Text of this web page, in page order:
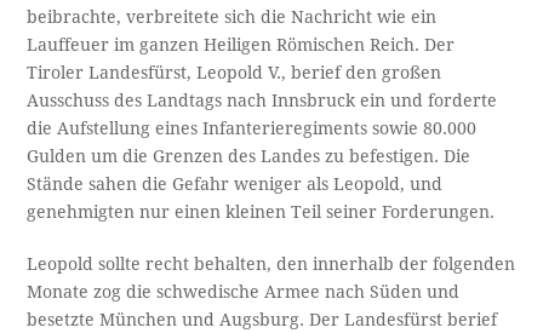
beibrachte, verbreitete sich die Nachricht wie ein
Lauffeuer im ganzen Heiligen Römischen Reich. Der
Tiroler Landesfürst, Leopold V., berief den großen
Ausschuss des Landtags nach Innsbruck ein und forderte
die Aufstellung eines Infanterieregiments sowie 80.000
Gulden um die Grenzen des Landes zu befestigen. Die
Stände sahen die Gefahr weniger als Leopold, und
genehmigten nur einen kleinen Teil seiner Forderungen.
Leopold sollte recht behalten, den innerhalb der folgenden
Monate zog die schwedische Armee nach Süden und
besetzte München und Augsburg. Der Landesfürst berief